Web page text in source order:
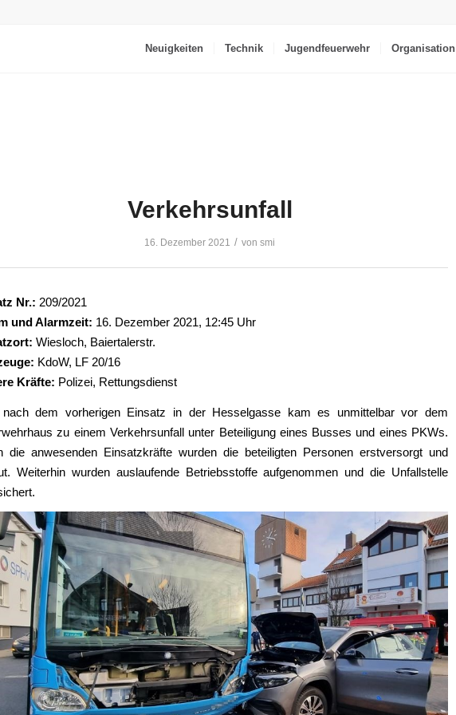
Neuigkeiten Technik Jugendfeuerwehr Organisation
Verkehrsunfall
16. Dezember 2021 / von smi
Nr.: 209/2021
und Alarmzeit: 16. Dezember 2021, 12:45 Uhr
Wiesloch, Baiertalerstr.
KdoW, LF 20/16
Kräfte: Polizei, Rettungsdienst
dem vorherigen Einsatz in der Hesselgasse kam es unmittelbar vor dem
zu einem Verkehrsunfall unter Beteiligung eines Busses und eines PKWs.
die anwesenden Einsatzkräfte wurden die beteiligten Personen erstversorgt und
Weiterhin wurden auslaufende Betriebsstoffe aufgenommen und die Unfallstelle